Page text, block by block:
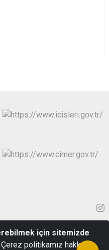
Bulvarı No.144için sitemizde
politikamız hakkında